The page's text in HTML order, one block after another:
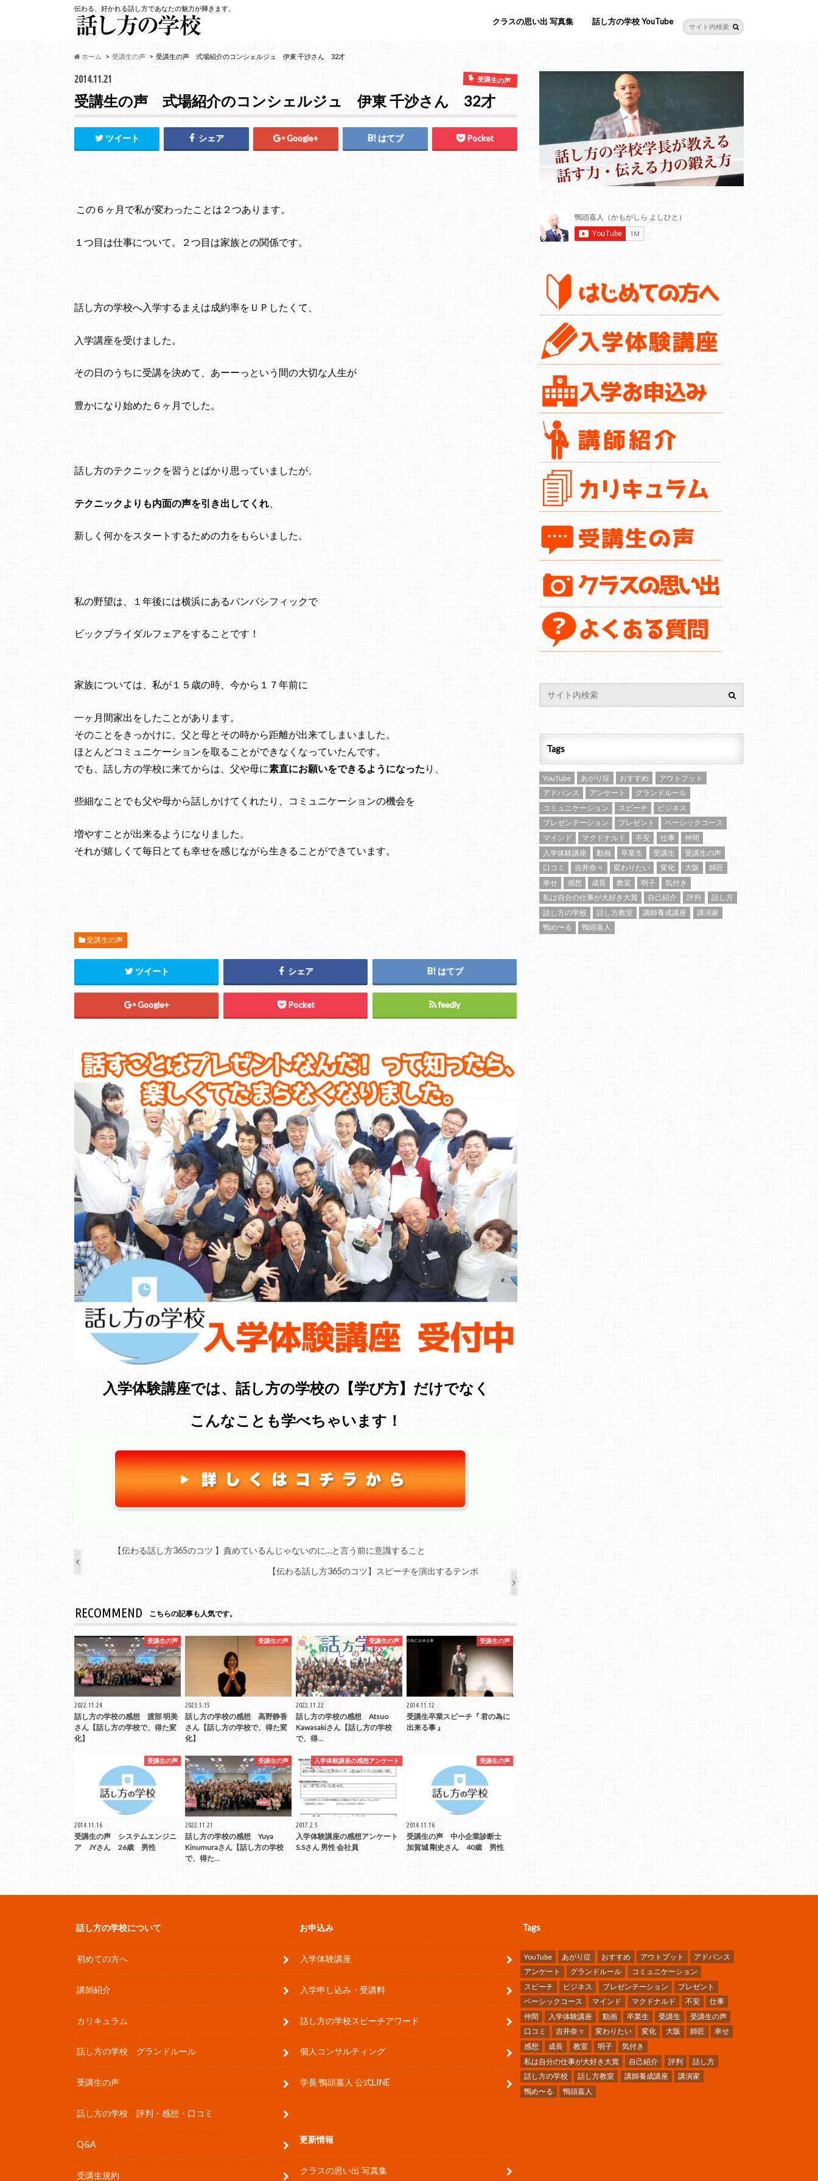
伝わる、好かれる話し方であなたの魅力が輝きます。
クラスの思い出 写真集 話し方の学校 YouTube
ホーム 受講生の声 受講生の声 式場紹介のコンシェルジュ 伊東 千沙さん 32才
2014.11.21 受講生の声
受講生の声 式場紹介のコンシェルジュ 伊東 千沙さん 32才
ツイート シェア Google+ はてブ Pocket
この６ヶ月で私が変わったことは２つあります。
１つ目は仕事について。２つ目は家族との関係です。
話し方の学校へ入学するまえは成約率をＵＰしたくて、
入学講座を受けました。
その日のうちに受講を決めて、あーーっという間の大切な人生が
豊かになり始めた６ヶ月でした。
話し方のテクニックを習うとばかり思っていましたが、
テクニックよりも内面の声を引き出してくれ
新しく何かをスタートするための力をもらいました。
私の野望は、１年後には横浜にあるパンパシフィックで
ビックブライダルフェアをすることです！
家族については、私が１５歳の時、今から１７年前に
一ヶ月間家出をしたことがあります。
そのことをきっかけに、父と母とその時から距離が出来てしまいました。
ほとんどコミュニケーションを取ることができなくなっていたんです。
でも、話し方の学校に来てからは、父や母に素直にお願いをできるようになった り、
些細なことでも父や母から話しかけてくれたり、コミュニケーションの機会を
増やすことが出来るようになりました。
それが嬉しくて毎日とても幸せを感じながら生きることができています。
受講生の声
ツイート シェア はてブ
Google+ Pocket feedly
入学体験講座では、話し方の学校の【学び方】だけでなく
こんなことも学べちゃいます！
【伝わる話し方365のコツ 】責めているんじゃないのに…と言う前に意識すること
【伝わる話し方365のコツ】スピーチを演出するテンポ
RECOMMEND こちらの記事も人気です。
受講生の声
2022.11.24
話し方の学校の感想 渡部 明美
さん【話し方の学校で、得た変
化】
受講生の声
2023.5.15
話し方の学校の感想 高野静香
さん【話し方の学校で、得た変
化】
受講生の声
2022.11.22
話し方の学校の感想 Atsuo
Kawasakiさん【話し方の学校
で、得…
受講生の声
2014.11.12
受講生卒業スピーチ『 君の為に
出来る事 』
受講生の声
2014.11.16
受講生の声 システムエンジニ
ア JYさん 26歳 男性
受講生の声
2022.11.21
話し方の学校の感想 Yuya
Kinumuraさん【話し方の学校
で、得た…
入学体験講座の感想アンケート
2017.2.5
入学体験講座の感想アンケート
S.Sさん 男性 会社員
受講生の声
2014.11.16
受講生の声 中小企業診断士
加賀城 剛史さん 40歳 男性
Tags
YouTube あがり症 おすすめ
アウトプット
アドバンス
アンケート
グランドルール
コミュニケーション
スピーチ
ビジネス
プレゼンテーション
プレゼント
ベーシックコース
マインド
マクドナルド 不安 仕事
仲間
入学体験講座
動画 卒業生 受講生
受講生の声
口コミ
吉井奈々 変わりたい 変化 大阪
師匠
幸せ
感想 成長 教室 明子
気付き
私は自分の仕事が大好き大賞
自己紹介 評判
話し方
話し方の学校
話し方教室 講師養成講座
講演家
鴨め〜る
鴨頭嘉人
話し方の学校について
初めての方へ
講師紹介
カリキュラム
話し方の学校 グランドルール
受講生の声
話し方の学校 評判・感想・口コミ
Q&A
受講生規約
お申込み
入学体験講座
入学申し込み・受講料
話し方の学校スピーチアワード
個人コンサルティング
学長 鴨頭嘉人 公式LINE
更新情報
クラスの思い出 写真集
Tags
YouTube あがり症 おすすめ アウトプット
アドバンス
アンケート
グランドルール
コミュニケーション
スピーチ
ビジネス プレゼンテーション
プレゼント
ベーシックコース
マインド マクドナルド 不安
仕事
仲間
入学体験講座 動画 卒業生 受講生
受講生の声
口コミ
吉井奈々 変わりたい 変化 大阪 師匠
幸せ
感想
成長 教室 明子
気付き
私は自分の仕事が大好き大賞
自己紹介 評判
話し方
話し方の学校
話し方教室 講師養成講座
講演家
鴨め〜る
鴨頭嘉人